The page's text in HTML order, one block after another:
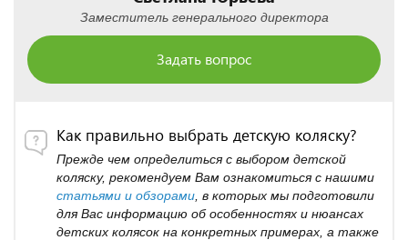
Заместитель генерального директора
Задать вопрос
Как правильно выбрать детскую коляску?
Прежде чем определиться с выбором детской
коляску, рекомендуем Вам ознакомиться с нашими
статьями и обзорами , в которых мы подготовили
для Вас информацию об особенностях и нюансах
детских колясок на конкретных примерах, а также